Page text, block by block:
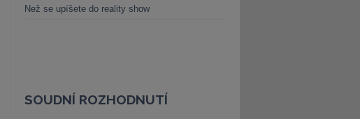
Než se upíšete do reality show
SOUDNÍ ROZHODNUTÍ